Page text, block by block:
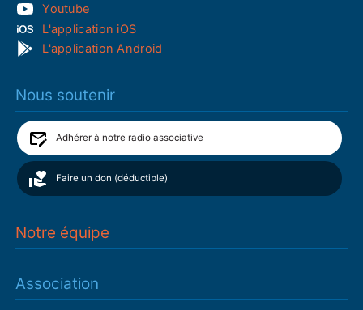
Youtube
L'application iOS
L'application Android
Nous soutenir
Adhérer à notre radio associative
Faire un don (déductible)
Notre équipe
Association